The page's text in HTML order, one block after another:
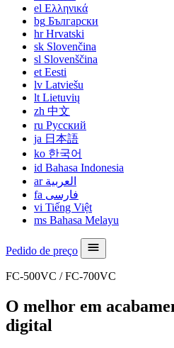
el Ελληνικά
bg Български
hrHrvatski
sk Slovenčina
sl Slovenščina
et Eesti
lv Latviešu
lt Lietuvių
zh 中文
ru Русский
ja 日本語
ko 한국어
id Bahasa Indonesia
ar العربية
fa فارسی
vi Tiếng Việt
ms Bahasa Melayu
Pedido de preço
FC-500VC / FC-700VC
O melhor em
digital